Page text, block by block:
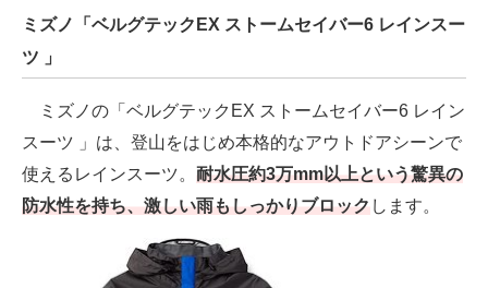
ミズノ「ベルグテックEX ストームセイバー6 レインスー
ツ 」
ミズノの「ベルグテックEX ストームセイバー6 レイン
スーツ 」は、登山をはじめ本格的なアウトドアシーンで
使えるレインスーツ。 耐水圧約3万mm以上という驚異の
防水性を持ち、激しい雨もしっかりブロックします。